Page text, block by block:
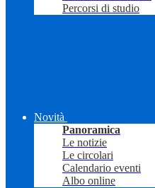
Percorsi di studio
Novità
Panoramica
Le notizie
Le circolari
Calendario eventi
Albo online